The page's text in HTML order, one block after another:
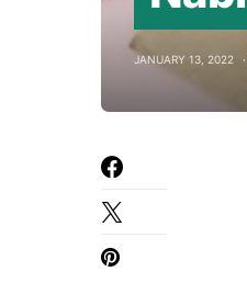
JANUARY 13, 2022